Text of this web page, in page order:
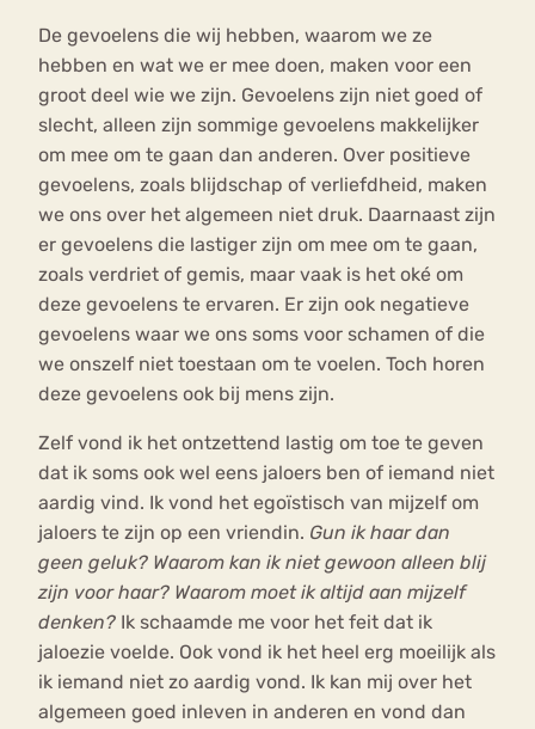
De gevoelens die wij hebben, waarom we ze
hebben en wat we er mee doen, maken voor een
groot deel wie we zijn. Gevoelens zijn niet goed of
slecht, alleen zijn sommige gevoelens makkelijker
om mee om te gaan dan anderen. Over positieve
gevoelens, zoals blijdschap of verliefdheid, maken
we ons over het algemeen niet druk. Daarnaast zijn
er gevoelens die lastiger zijn om mee om te gaan,
zoals verdriet of gemis, maar vaak is het oké om
deze gevoelens te ervaren. Er zijn ook negatieve
gevoelens waar we ons soms voor schamen of die
we onszelf niet toestaan om te voelen. Toch horen
deze gevoelens ook bij mens zijn.
Zelf vond ik het ontzettend lastig om toe te geven
dat ik soms ook wel eens jaloers ben of iemand niet
aardig vind. Ik vond het egoïstisch van mijzelf om
jaloers te zijn op een vriendin. Gun ik haar dan
geen geluk? Waarom kan ik niet gewoon alleen blij
zijn voor haar? Waarom moet ik altijd aan mijzelf
denken? Ik schaamde me voor het feit dat ik
jaloezie voelde. Ook vond ik het heel erg moeilijk als
ik iemand niet zo aardig vond. Ik kan mij over het
algemeen goed inleven in anderen en vond dan